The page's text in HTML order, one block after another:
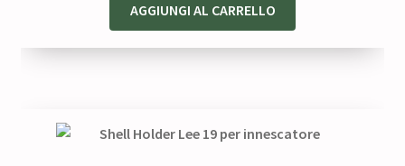
AGGIUNGI AL CARRELLO